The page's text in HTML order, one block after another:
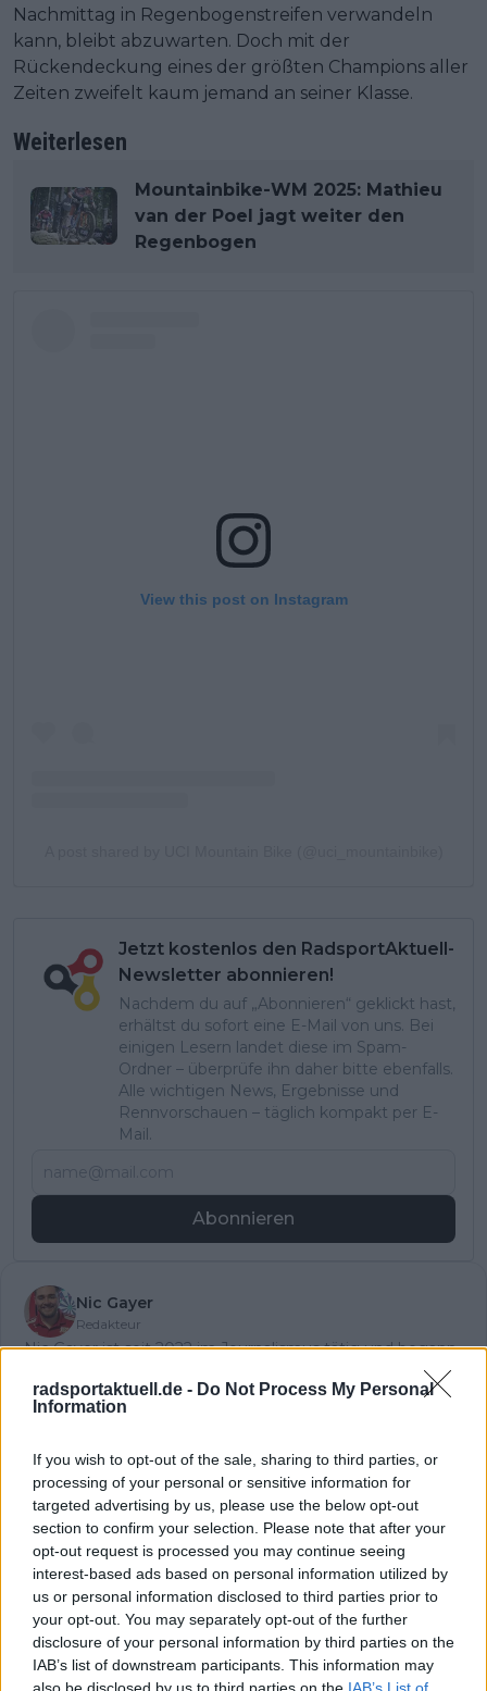
radsportaktuell.de - Do Not Process My Personal
Information
If you wish to opt-out of the sale, sharing to third parties, or
processing of your personal or sensitive information for
targeted advertising by us, please use the below opt-out
section to confirm your selection. Please note that after your
opt-out request is processed you may continue seeing
interest-based ads based on personal information utilized by
us or personal information disclosed to third parties prior to
your opt-out. You may separately opt-out of the further
disclosure of your personal information by third parties on the
IAB’s list of downstream participants. This information may
also be disclosed by us to third parties on the IAB’s List of
Nachmittag in Regenbogenstreifen verwandeln
kann, bleibt abzuwarten. Doch mit der
Rückendeckung eines der größten Champions aller
Zeiten zweifelt kaum jemand an seiner Klasse.
Weiterlesen
Mountainbike-WM 2025: Mathieu
van der Poel jagt weiter den
Regenbogen
View this post on Instagram
Jetzt kostenlos den RadsportAktuell-
Newsletter abonnieren!
Nachdem du auf „Abonnieren“ geklickt hast,
erhältst du sofort eine E-Mail von uns. Bei
einigen Lesern landet diese im Spam-
Ordner – überprüfe ihn daher bitte ebenfalls.
Alle wichtigen News, Ergebnisse und
Rennvorschauen – täglich kompakt per E-
Mail.
Abonnieren
Nic Gayer
Redakteur
Nic Gayer ist seit 2022 im Journalismus tätig und begann
seine Laufbahn als freier Redakteur im Lokaljournalismus
für eine Tageszeitung. Für Radsportaktuell.de berichtet er
über den professionellen Radsport und begleitet das
nationalen und internationalen Rennen. Sein
Schwerpunkt liegt auf Vorberichten,
Rennzusammenfassungen und Analysen, mit denen er
Entwicklungen im Peloton klar einordnet.
Bei seiner Arbeit wird Nic von den Kolleginnen und
Kollegen der Schwesterplattform CyclingUpToDate
unterstützt, wodurch er regelmäßig direkten Zugang zu
Teams, Fahrern und offiziellen Terminen erhält. Er arbeitet
aus der Nähe von München und steht kurz vor dem
Abschluss als Bachelor of Arts in Sportjournalismus. In
seiner Berichterstattung legt er großen Wert auf